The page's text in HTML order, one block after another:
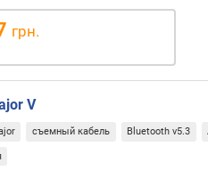
MP3
этого
грн.
V
съемный кабель Bluetooth v5.3